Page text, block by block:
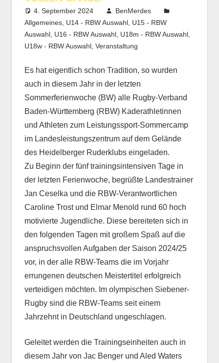
4. September 2024
BenMerdes
Allgemeines, U14 - RBW Auswahl, U15 - RBW
Auswahl, U16 - RBW Auswahl, U18m - RBW Auswahl,
U18w - RBW Auswahl, Veranstaltung
Es hat eigentlich schon Tradition, so wurden
auch in diesem Jahr in der letzten
Sommerferienwoche (BW) alle Rugby-Verband
Baden-Württemberg (RBW) Kaderathletinnen
und Athleten zum Leistungssport-Sommercamp
im Landesleistungszentrum auf dem Gelände
des Heidelberger Ruderklubs eingeladen.
Zu Beginn der fünf trainingsintensiven Tage in
der letzten Ferienwoche, begrüßte Landestrainer
Jan Ceselka und die RBW-Verantwortlichen
Caroline Trost und Elmar Menold rund 60 hoch
motivierte Jugendliche. Diese bereiteten sich in
den folgenden Tagen mit großem Spaß auf die
anspruchsvollen Aufgaben der Saison 2024/25
vor, in der alle RBW-Teams die im Vorjahr
errungenen deutschen Meistertitel erfolgreich
verteidigen möchten. Im olympischen Siebener-
Rugby sind die RBW-Teams seit einem
Jahrzehnt in Deutschland ungeschlagen.
Geleitet werden die Trainingseinheiten auch in
diesem Jahr von Jac Benger und Aled Waters